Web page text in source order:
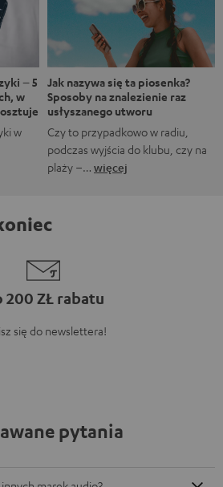
– 5
w
w
Jak nazywa się ta piosenka?
Sposoby na znalezienie raz
usłyszanego utworu
Czy to przypadkowo w radiu,
podczas wyjścia do klubu, czy na
plaży –… więcej
200 ZŁ rabatu
się do newslettera!
pytania